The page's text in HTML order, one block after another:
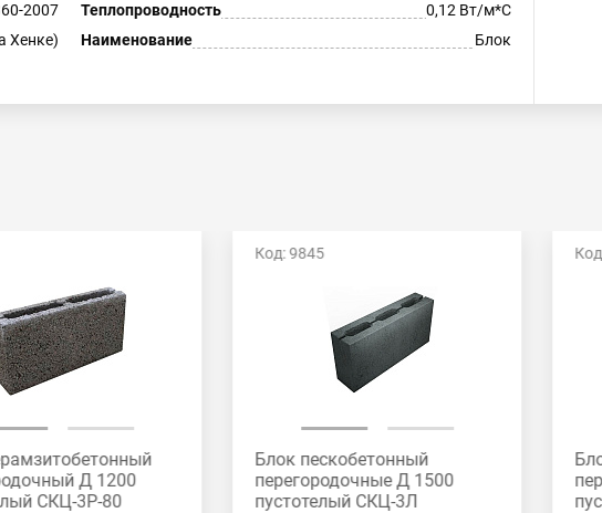
2007 Теплопроводность
0,12 Вт/м*С
Хенке) Наименование Блок
Д 1200
СКЦ-3Р-80
Код: 9845
Блок пескобетонный
перегородочные Д 1500
пустотелый СКЦ-3Л